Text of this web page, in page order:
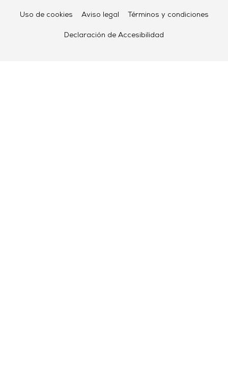
Uso de cookies Aviso legal Términos y condiciones
Declaración de Accesibilidad